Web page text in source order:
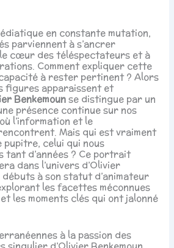
en constante mutation,
parviennent à s’ancrer
cœur des téléspectateurs et à
Comment expliquer cette
à rester pertinent ? Alors
figures apparaissent et
Benkemounse distingue par un
présence continue sur nos
l’information et le
Mais qui est vraiment
pupitre, celui qui nous
tant d’années ? Ce portrait
dans l’univers d’Olivier
débuts à son statut d’animateur
les facettes méconnues
les moments clés qui ont jalonné
à la passion des